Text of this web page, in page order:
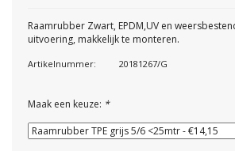
Raamrubber Zwart, EPDM,UV en
uitvoering, makkelijk te monteren.
Artikelnummer: 20181267/G
Maak een keuze: *